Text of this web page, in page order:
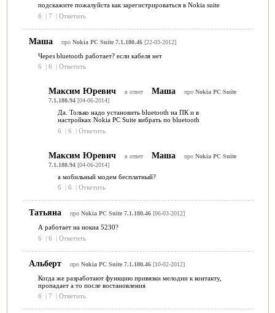
подскажите пожалуйста как зарегистрироваться в Nokia suite
6
| 7 | Ответить
Маша про Nokia PC Suite 7.1.180.46[22-03-2012]
Через bluetooth работает? если кабеля нет
6
| 6 | Ответить
Максим Юревич в ответ Маша про Nokia PC Suite
7.1.180.94[04-06-2014]
Да. Только надо установить bluetooth на ПК и в
настройках Nokia PC Suite вибрать по bluetooth
6
| 6 | Ответить
Максим Юревич в ответ Маша про Nokia PC Suite
7.1.180.94[04-06-2014]
а мобильный модем бесплатный?
6
| 6 | Ответить
Татьяна про Nokia PC Suite 7.1.180.46[06-03-2012]
А работает на нокиа 5230?
6
| 6 | Ответить
Альберт про Nokia PC Suite 7.1.180.46[10-02-2012]
Когда же разработают функцию привязки мелодии к контакту,
пропадает а то после востановления
6
| 7 | Ответить